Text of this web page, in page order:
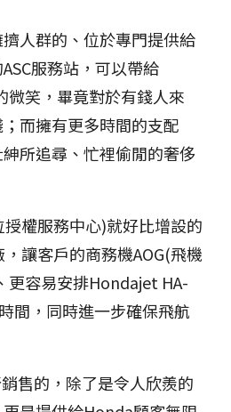
人群的、位於專門提供給
ASC服務站，可以帶給
微笑，畢竟對於有錢人來
而擁有更多時間的支配
所追尋、忙裡偷閒的奢侈
授權服務中心)就好比增設的
讓客戶的商務機AOG(飛機
更容易安排Hondajet HA-
間，同時進一步確保飛航
售的，除了是令人欣羨的